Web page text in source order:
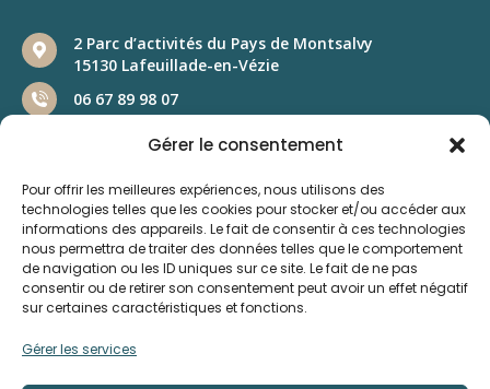
Gérer le consentement
Pour offrir les meilleures expériences, nous utilisons des
technologies telles que les cookies pour stocker et/ou accéder aux
informations des appareils. Le fait de consentir à ces technologies
nous permettra de traiter des données telles que le comportement
de navigation ou les ID uniques sur ce site. Le fait de ne pas
consentir ou de retirer son consentement peut avoir un effet négatif
sur certaines caractéristiques et fonctions.
Gérer les services
2 Parc d’activités du Pays de Montsalvy
15130 Lafeuillade-en-Vézie
06 67 89 98 07